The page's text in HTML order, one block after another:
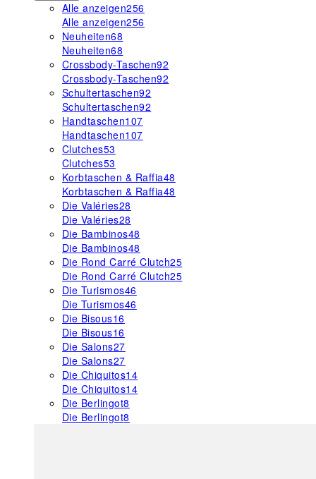
Alle anzeigen256
Alle anzeigen256
Neuheiten68
Neuheiten68
Crossbody-Taschen92
Crossbody-Taschen92
Schultertaschen92
Schultertaschen92
Handtaschen107
Handtaschen107
Clutches53
Clutches53
Korbtaschen & Raffia48
Korbtaschen & Raffia48
Die Valéries28
Die Valéries28
Die Bambinos48
Die Bambinos48
Die Rond Carré Clutch25
Die Rond Carré Clutch25
Die Turismos46
Die Turismos46
Die Bisous16
Die Bisous16
Die Salons27
Die Salons27
Die Chiquitos14
Die Chiquitos14
Die Berlingot8
Die Berlingot8